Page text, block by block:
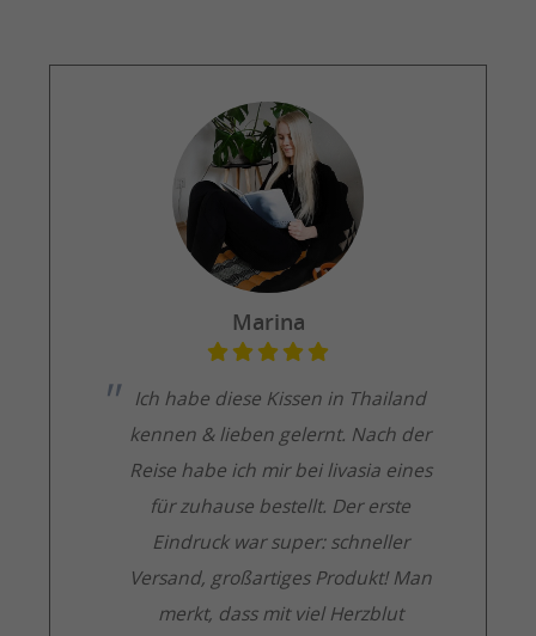
Ich habe diese Kissen in Thailand
kennen & lieben gelernt. Nach der
Reise habe ich mir bei livasia eines
für zuhause bestellt. Der erste
Eindruck war super: schneller
Versand, großartiges Produkt! Man
merkt, dass mit viel Herzblut
Marina